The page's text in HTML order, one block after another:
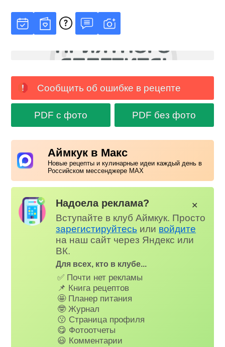
Сообщить об ошибке в рецепте
PDF с фото PDF без фото
Аймкук в Макс
Новые рецепты и кулинарные идеи каждый день в
Российском мессенджере MAX
Надоела реклама?
Вступайте в клуб Аймкук. Просто
зарегистируйтесь или войдите
на наш сайт через Яндекс или
ВК.
Для всех, кто в клубе...
✅ Почти нет рекламы
📌 Книга рецептов
🤩 Планер питания
🤓 Журнал
😗 Страница профиля
😋 Фотоотчеты
😃 Комментарии
✕